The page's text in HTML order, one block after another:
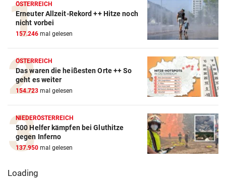
ÖSTERREICH
Erneuter Allzeit-Rekord ++ Hitze noch
nicht vorbei
157.246 mal gelesen
ÖSTERREICH
Das waren die heißesten Orte ++ So
geht es weiter
154.723 mal gelesen
NIEDERÖSTERREICH
500 Helfer kämpfen bei Gluthitze
gegen Inferno
137.950 mal gelesen
Loading